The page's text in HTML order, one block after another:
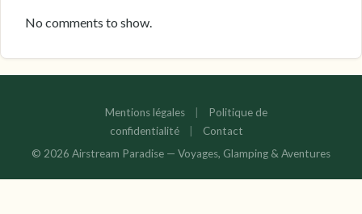
No comments to show.
Mentions légales
Politique de
confidentialité
Contact
© 2026 Airstream Paradise — Voyages, Glamping & Aventures